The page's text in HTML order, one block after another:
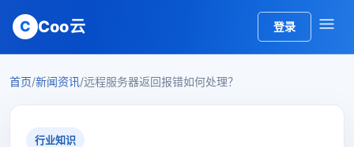
C Coo云 登录
首页/新闻资讯/远程服务器返回报错如何处理？
行业知识